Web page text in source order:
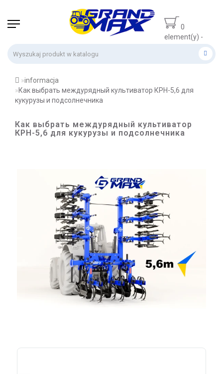
0
element(y) -
informacja
Как выбрать междурядный культиватор КРН-5,6 для
кукурузы и подсолнечника
Как выбрать междурядный культиватор
КРН-5,6 для кукурузы и подсолнечника